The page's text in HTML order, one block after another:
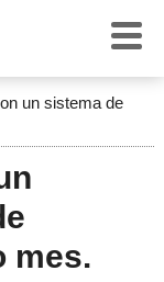
un sistema de
mes.